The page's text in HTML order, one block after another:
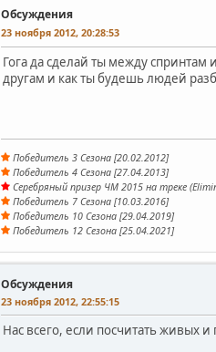
Обсуждения
23 ноября 2012, 20:28:53
Гога да сделай ты между
другам и как ты будешь людей
Победитель 3 Сезона [20.02.2012]
Победитель 4 Сезона [27.04.2013]
Серебряный призер ЧМ 2015 на треке
Победитель 7 Сезона [10.03.2016]
Победитель 10 Сезона [29.04.2019]
Победитель 12 Сезона [25.04.2021]
Обсуждения
23 ноября 2012, 22:55:15
Нас всего, если посчитать живых